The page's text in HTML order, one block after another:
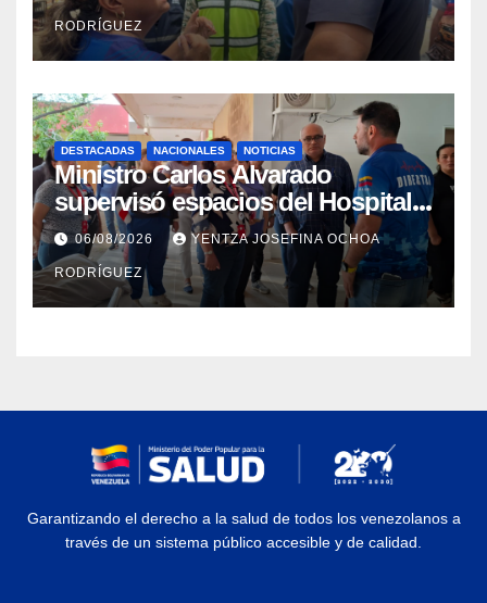
Catia la Mar
RODRÍGUEZ
DESTACADAS NACIONALES NOTICIAS
Ministro Carlos Alvarado
supervisó espacios del Hospital
Dermatológico Dr. Martín Vegas
en La Guaira
06/08/2026 YENTZA JOSEFINA OCHOA
RODRÍGUEZ
Garantizando el derecho a la salud de todos los venezolanos a
través de un sistema público accesible y de calidad.